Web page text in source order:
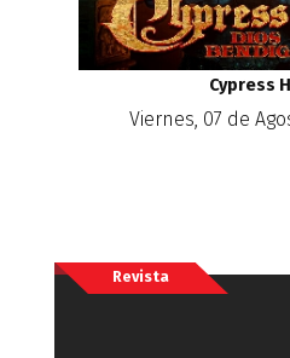
Cypress
Viernes, 07 de
Revista